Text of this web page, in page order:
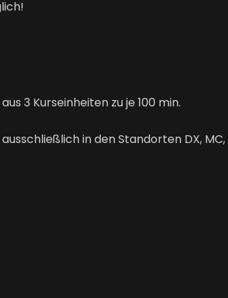
3 Kurseinheiten zu je 100 min.
in den Standorten DX,